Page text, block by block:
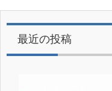
最近の投稿